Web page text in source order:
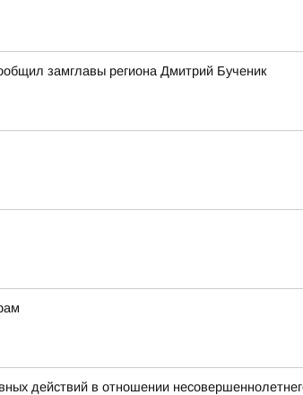
замглавы региона Дмитрий Бученик
действий в отношении